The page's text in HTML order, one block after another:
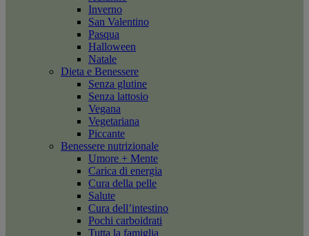
Inverno
San Valentino
Pasqua
Halloween
Natale
Dieta e Benessere
Senza glutine
Senza lattosio
Vegana
Vegetariana
Piccante
Benessere nutrizionale
Umore + Mente
Carica di energia
Cura della pelle
Salute
Cura dell’intestino
Pochi carboidrati
Tutta la famiglia